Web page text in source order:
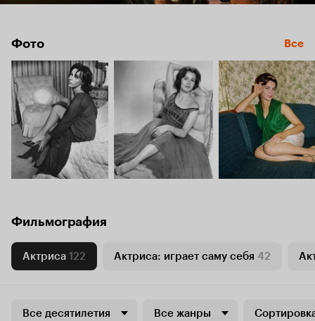
Фото Все
Фильмография
Актриса 122 Актриса: играет саму себя 42
Все десятилетия Все жанры